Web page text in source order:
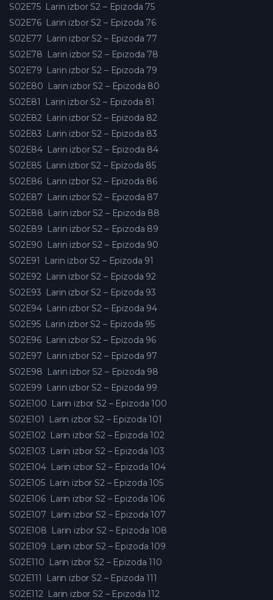
S02E75 Larin izbor S2 – Epizoda 75
S02E76 Larin izbor S2 – Epizoda 76
S02E77 Larin izbor S2 – Epizoda 77
S02E78 Larin izbor S2 – Epizoda 78
S02E79 Larin izbor S2 – Epizoda 79
S02E80 Larin izbor S2 – Epizoda 80
S02E81
Larin izbor S2 – Epizoda 81
S02E82 Larin izbor S2 – Epizoda 82
S02E83 Larin izbor S2 – Epizoda 83
S02E84 Larin izbor S2 – Epizoda 84
S02E85 Larin izbor S2 – Epizoda 85
S02E86 Larin izbor S2 – Epizoda 86
S02E87 Larin izbor S2 – Epizoda 87
S02E88 Larin izbor S2 – Epizoda 88
S02E89 Larin izbor S2 – Epizoda 89
S02E90 Larin izbor S2 – Epizoda 90
S02E91
Larin izbor S2 – Epizoda 91
S02E92 Larin izbor S2 – Epizoda 92
S02E93 Larin izbor S2 – Epizoda 93
S02E94 Larin izbor S2 – Epizoda 94
S02E95 Larin izbor S2 – Epizoda 95
S02E96 Larin izbor S2 – Epizoda 96
S02E97 Larin izbor S2 – Epizoda 97
S02E98 Larin izbor S2 – Epizoda 98
S02E99 Larin izbor S2 – Epizoda 99
S02E100 Larin izbor S2 – Epizoda 100
S02E101
Larin izbor S2 – Epizoda 101
S02E102 Larin izbor S2 – Epizoda 102
S02E103 Larin izbor S2 – Epizoda 103
S02E104 Larin izbor S2 – Epizoda 104
S02E105 Larin izbor S2 – Epizoda 105
S02E106 Larin izbor S2 – Epizoda 106
S02E107 Larin izbor S2 – Epizoda 107
S02E108 Larin izbor S2 – Epizoda 108
S02E109 Larin izbor S2 – Epizoda 109
S02E110 Larin izbor S2 – Epizoda 110
S02E111
Larin izbor S2 – Epizoda 111
S02E112 Larin izbor S2 – Epizoda 112